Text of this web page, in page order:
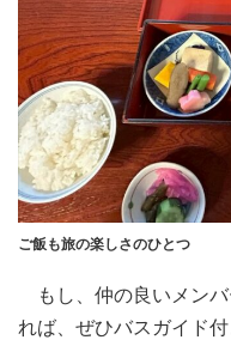
ご飯も旅の楽しさのひとつ
もし、仲の良いメン
れば、ぜひバスガイド